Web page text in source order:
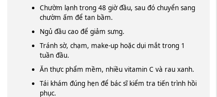
Chườm lạnh trong 48 giờ đầu, sau đó chuyển sang
chườm ấm để tan bầm.
Ngủ đầu cao để giảm sưng.
Tránh sờ, chạm, make-up hoặc dụi mắt trong 1
tuần đầu.
Ăn thực phẩm mềm, nhiều vitamin C và rau xanh.
Tái khám đúng hẹn để bác sĩ kiểm tra tiến trình hồi
phục.